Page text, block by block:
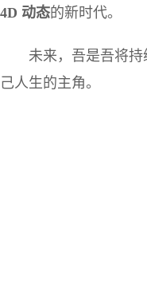
4D 动态的新时代。
未来，吾是吾将
己人生的主角。